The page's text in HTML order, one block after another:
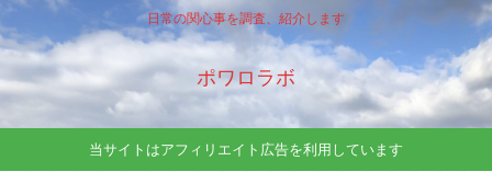
日常の関心事を調査、紹介します
ポワロラボ
当サイトはアフィリエイト広告を利用しています